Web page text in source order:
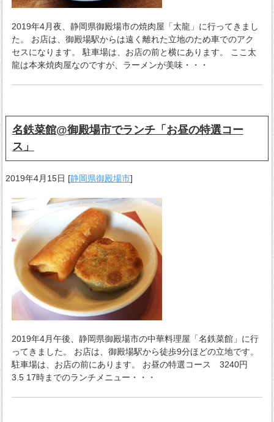
2019年4月夜、静岡県御殿場市の焼肉屋「太龍」に行ってきまし
た。 お店は、御殿場駅からは遠く離れた立地のため車でのアク
セスになります。 駐車場は、お店の前と横にあります。 ここ太
龍は本来焼肉屋なのですが、ラーメンが美味・・・
名鉄菜館@御殿場市でランチ「お昼の特選コー
ス」
2019年4月15日 [静岡県御殿場市]
2019年4月午後、静岡県御殿場市の中華料理屋「名鉄菜館」に行
ってきました。 お店は、御殿場駅から徒歩9分ほどの立地です。
駐車場は、お店の前にあります。 お昼の特選コース 3240円
3.5 17時までのランチメニュー・・・